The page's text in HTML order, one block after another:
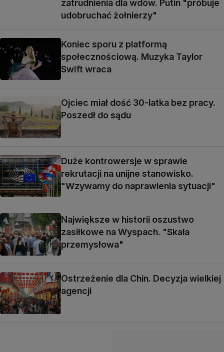
zatrudnienia dla wdów. Putin "próbuje
udobruchać żołnierzy"
Koniec sporu z platformą
społecznościową. Muzyka Taylor
Swift wraca
Ojciec miał dość 30-latka bez pracy.
Poszedł do sądu
Duże kontrowersje w sprawie
rekrutacji na unijne stanowisko.
"Wzywamy do naprawienia sytuacji"
Największe w historii oszustwo
zasiłkowe na Wyspach. "Skala
przemysłowa"
Ostrzeżenie dla Chin. Decyzja wielkiej
agencji